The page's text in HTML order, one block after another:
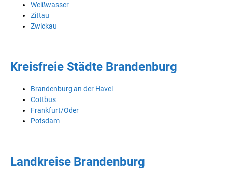
Weißwasser
Zittau
Zwickau
Kreisfreie Städte Brandenburg
Brandenburg an der Havel
Cottbus
Frankfurt/Oder
Potsdam
Landkreise Brandenburg